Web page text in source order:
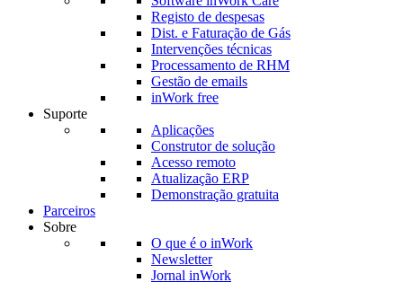
Registo de despesas
Dist. e Faturação de Gás
Intervenções técnicas
Processamento de RHM
Gestão de emails
inWork free
Suporte
Aplicações
Construtor de solução
Acesso remoto
Atualização ERP
Demonstração gratuita
Parceiros
Sobre
O que é o inWork
Newsletter
Jornal inWork